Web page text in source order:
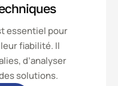
essentiel pour
fiabilité. Il
d’analyser
solutions.